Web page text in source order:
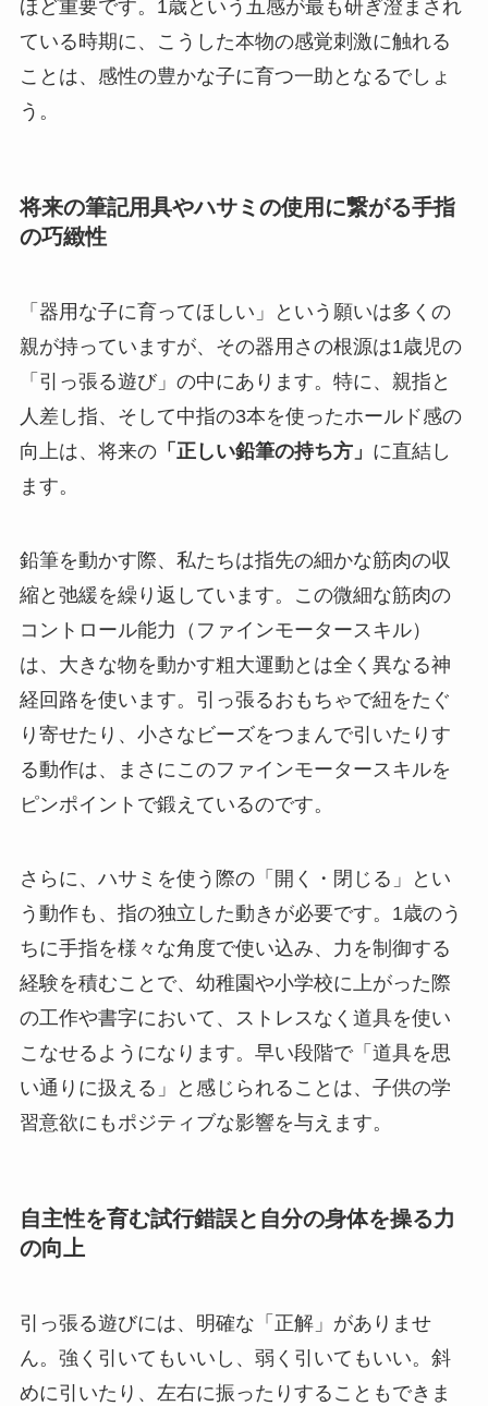
ほど重要です。1歳という五感が最も研ぎ澄まされ
ている時期に、こうした本物の感覚刺激に触れる
ことは、感性の豊かな子に育つ一助となるでしょ
う。
将来の筆記用具やハサミの使用に繋がる手指
の巧緻性
「器用な子に育ってほしい」という願いは多くの
親が持っていますが、その器用さの根源は1歳児の
「引っ張る遊び」の中にあります。特に、親指と
人差し指、そして中指の3本を使ったホールド感の
向上は、将来の「正しい鉛筆の持ち方」 に直結し
ます。
鉛筆を動かす際、私たちは指先の細かな筋肉の収
縮と弛緩を繰り返しています。この微細な筋肉の
コントロール能力（ファインモータースキル）
は、大きな物を動かす粗大運動とは全く異なる神
経回路を使います。引っ張るおもちゃで紐をたぐ
り寄せたり、小さなビーズをつまんで引いたりす
る動作は、まさにこのファインモータースキルを
ピンポイントで鍛えているのです。
さらに、ハサミを使う際の「開く・閉じる」とい
う動作も、指の独立した動きが必要です。1歳のう
ちに手指を様々な角度で使い込み、力を制御する
経験を積むことで、幼稚園や小学校に上がった際
の工作や書字において、ストレスなく道具を使い
こなせるようになります。早い段階で「道具を思
い通りに扱える」と感じられることは、子供の学
習意欲にもポジティブな影響を与えます。
自主性を育む試行錯誤と自分の身体を操る力
の向上
引っ張る遊びには、明確な「正解」がありませ
ん。強く引いてもいいし、弱く引いてもいい。斜
めに引いたり、左右に振ったりすることもできま